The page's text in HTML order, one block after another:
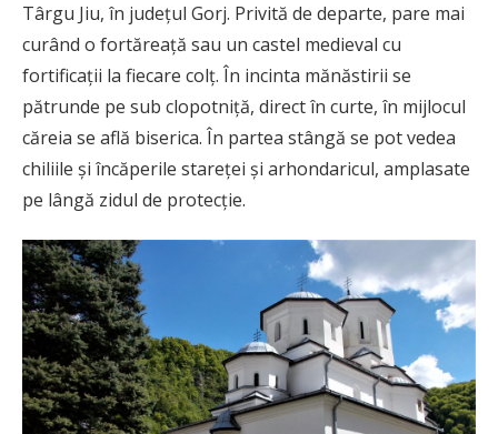
Târgu Jiu, în județul Gorj. Privită de departe, pare mai
curând o fortăreață sau un castel medieval cu
fortificații la fiecare colț. În incinta mănăstirii se
pătrunde pe sub clopotniţă, direct în curte, în mijlocul
căreia se află biserica. În partea stângă se pot vedea
chiliile și încăperile stareței și arhondaricul, amplasate
pe lângă zidul de protecție.